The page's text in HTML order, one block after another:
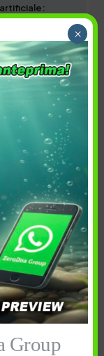
Esaurito
quando
Group
×